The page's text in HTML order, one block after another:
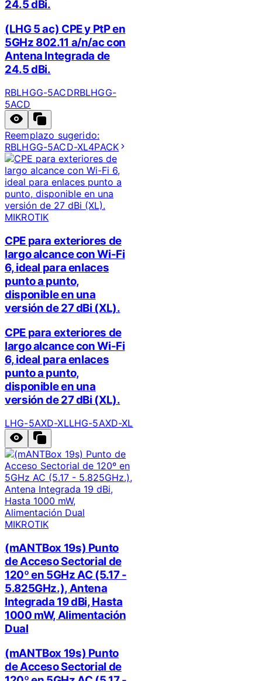
24.5 dBi.
(LHG 5 ac) CPE y PtP en
5GHz 802.11 a/n/ac con
Antena Integrada de
24.5 dBi.
RBLHGG-5ACDRBLHGG-
5ACD
Reemplazo sugerido:
RBLHGG-5ACD-XL4PACK
MIKROTIK
CPE para exteriores de
largo alcance con Wi-Fi
6, ideal para enlaces
punto a punto,
disponible en una
versión de 27 dBi (XL).
CPE para exteriores de
largo alcance con Wi-Fi
6, ideal para enlaces
punto a punto,
disponible en una
versión de 27 dBi (XL).
LHG-5AXD-XLLHG-5AXD-XL
MIKROTIK
(mANTBox 19s) Punto
de Acceso Sectorial de
120º en 5GHz AC (5.17 -
5.825GHz.), Antena
Integrada 19 dBi, Hasta
1000 mW, Alimentación
Dual
(mANTBox 19s) Punto
de Acceso Sectorial de